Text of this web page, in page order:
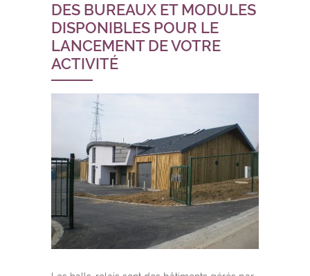
DES BUREAUX ET MODULES
DISPONIBLES POUR LE
LANCEMENT DE VOTRE
ACTIVITÉ